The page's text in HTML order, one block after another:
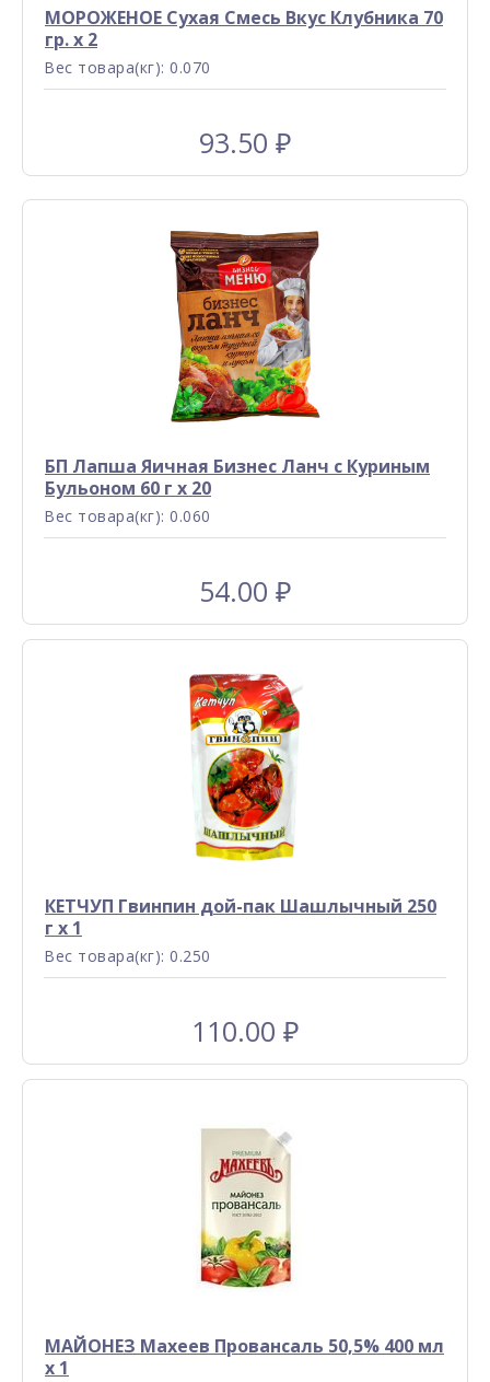
МОРОЖЕНОЕ Сухая Смесь Вкус Клубника 70
гр. x 2
Вес товара(кг): 0.070
93.50 ₽
БП Лапша Яичная Бизнес Ланч с Куриным
Бульоном 60 г x 20
Вес товара(кг): 0.060
54.00 ₽
КЕТЧУП Гвинпин дой-пак Шашлычный 250
г x 1
Вес товара(кг): 0.250
110.00 ₽
МАЙОНЕЗ Махеев Провансаль 50,5% 400 мл
x 1